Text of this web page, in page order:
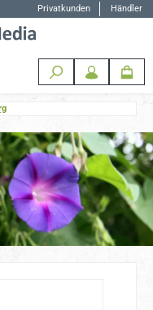
Privatkunden Händler